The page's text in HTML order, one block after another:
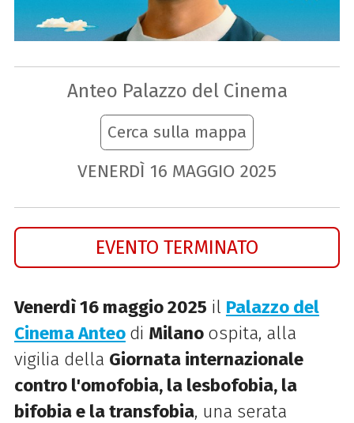
Anteo Palazzo del Cinema
Cerca sulla mappa
VENERDÌ 16 MAGGIO 2025
EVENTO TERMINATO
Venerdì 16 maggio 2025 il Palazzo del
Cinema Anteo di Milano ospita, alla
vigilia della Giornata internazionale
contro l'omofobia, la lesbofobia, la
bifobia e la transfobia, una serata